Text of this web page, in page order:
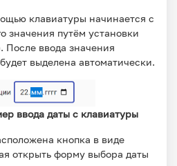
клавиатуры начинается с
значения путём установки
После ввода значения
выделена автоматически.
ввода даты с клавиатуры
кнопка в виде
открыть форму выбора даты